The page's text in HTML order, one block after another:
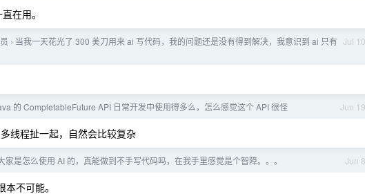
在用。
Jul 10
› 当我一天花光了 300 美刀用来 ai 写代码，我的问题还是没有得到解决，我意识到 ai 只有
Jun 19
的 CompletableFuture API 日常开发中使用得多么，怎么感觉这个 API 很怪
线程扯一起，自然会比较复杂
Jun 8
家是怎么使用 AI 的，真能做到不手写代码吗，在我手里感觉是个智障。。。
不可能。